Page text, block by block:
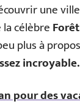
une
célèbre
plus à
incroyable.
pour des